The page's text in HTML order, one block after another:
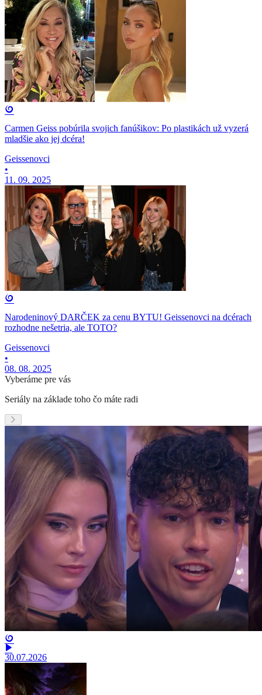
Carmen Geiss pobúrila svojich fanúšikov: Po plastikách už vyzerá
mladšie ako jej dcéra!
Geissenovci
•
11. 09. 2025
Narodeninový DARČEK za cenu BYTU! Geissenovci na dcérach
rozhodne nešetria, ale TOTO?
Geissenovci
•
08. 08. 2025
Vyberáme pre vás
Seriály na základe toho čo máte radi
30.07.2026